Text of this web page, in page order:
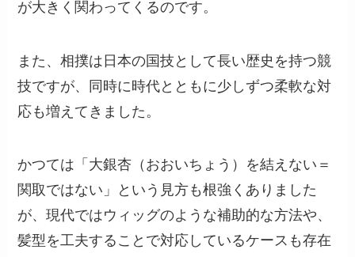
が大きく関わってくるのです。
また、相撲は日本の国技として長い歴史を持つ競
技ですが、同時に時代とともに少しずつ柔軟な対
応も増えてきました。
かつては「大銀杏（おおいちょう）を結えない＝
関取ではない」という見方も根強くありました
が、現代ではウィッグのような補助的な方法や、
髪型を工夫することで対応しているケースも存在